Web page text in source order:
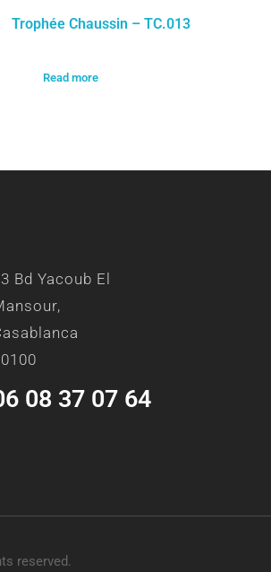
Trophée Chaussin – TC.013
Read more
Bd Yacoub El
08 37 07 64
reserved.